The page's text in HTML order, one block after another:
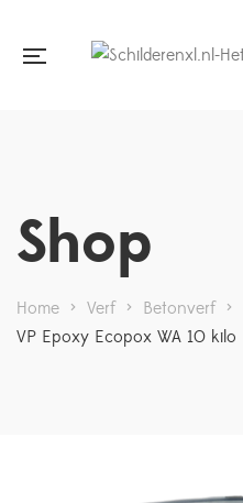
Shop
Home > Verf > Betonverf >
VP Epoxy Ecopox WA 10 kilo